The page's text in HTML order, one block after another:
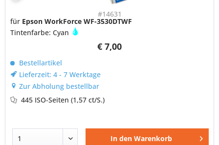
#14631
€ 7,00
für Epson WorkForce WF-3530DTWF
Tintenfarbe: Cyan
Bestellartikel
Lieferzeit: 4 - 7 Werktage
Zur Abholung bestellbar
445 ISO-Seiten(1,57 ct/S.)
In den Warenkorb